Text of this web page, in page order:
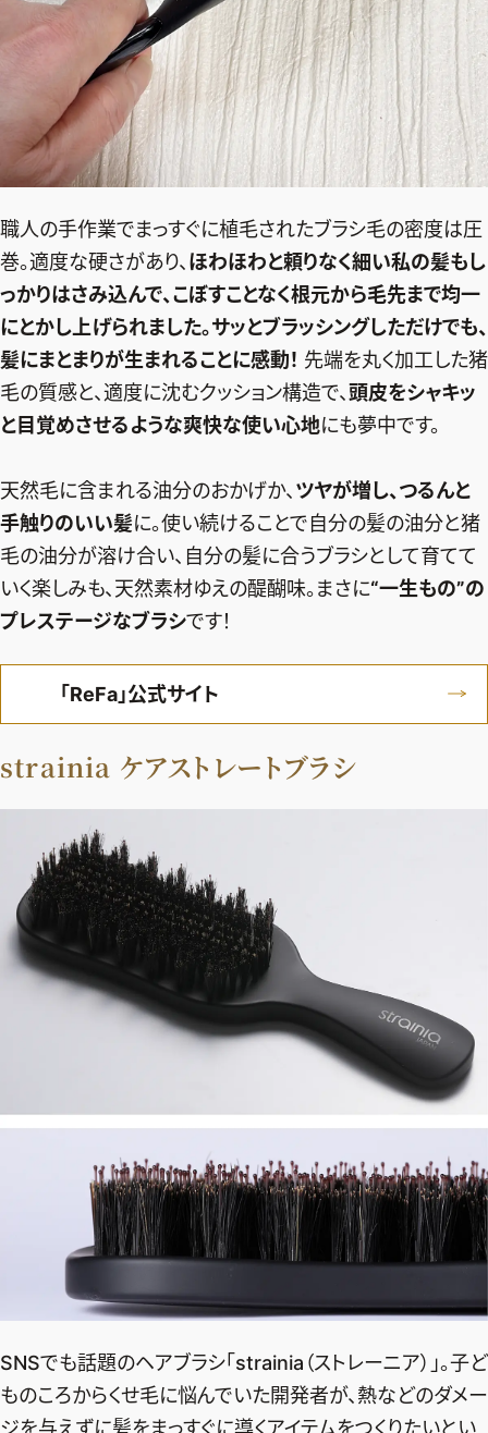
職人の手作業でまっすぐに植毛されたブラシ毛の密度は圧
巻。適度な硬さがあり、 ほわほわと頼りなく細い私の髪もし
っかりはさみ込んで、こぼすことなく根元から毛先まで均一
にとかし上げられました。サッとブラッシングしただけでも、
髪にまとまりが生まれることに感動！ 先端を丸く加工した猪
毛の質感と、適度に沈むクッション構造で、頭皮をシャキッ
と目覚めさせるような爽快な使い心地にも夢中です。
天然毛に含まれる油分のおかげか、 ツヤが増し、つるんと
手触りのいい髪に。使い続けることで自分の髪の油分と猪
毛の油分が溶け合い、自分の髪に合うブラシとして育てて
いく楽しみも、天然素材ゆえの醍醐味。まさに“一生もの”の
プレステージなブラシです！
「ReFa」公式サイト
strainia ケアストレートブラシ
SNSでも話題のヘアブラシ「strainia（ストレーニア）」。子ど
ものころからくせ毛に悩んでいた開発者が、熱などのダメー
ジを与えずに髪をまっすぐに導くアイテムをつくりたいとい